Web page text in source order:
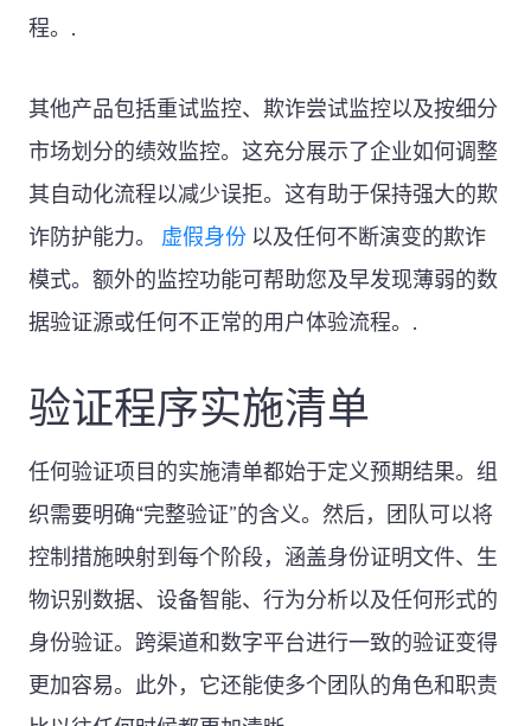
程。.
其他产品包括重试监控、欺诈尝试监控以及按细分
市场划分的绩效监控。这充分展示了企业如何调整
其自动化流程以减少误拒。这有助于保持强大的欺
诈防护能力。 虚假身份 以及任何不断演变的欺诈
模式。额外的监控功能可帮助您及早发现薄弱的数
据验证源或任何不正常的用户体验流程。.
验证程序实施清单
任何验证项目的实施清单都始于定义预期结果。组
织需要明确“完整验证”的含义。然后，团队可以将
控制措施映射到每个阶段，涵盖身份证明文件、生
物识别数据、设备智能、行为分析以及任何形式的
身份验证。跨渠道和数字平台进行一致的验证变得
更加容易。此外，它还能使多个团队的角色和职责